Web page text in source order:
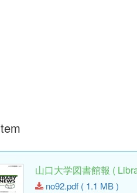
山口大学図書館報 (
no92.pdf ( 1.1 MB )